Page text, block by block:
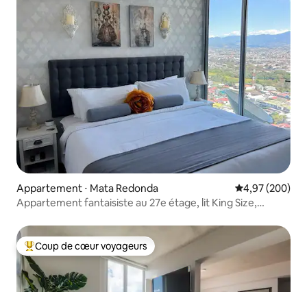
Appartement ⋅ Mata Redonda Évaluation
4,97 (200)
Appartement fantaisiste au 27e étage, lit King Size,
Coups de cœur voyageurs les plus appréciés
Coup de cœur voyageurs